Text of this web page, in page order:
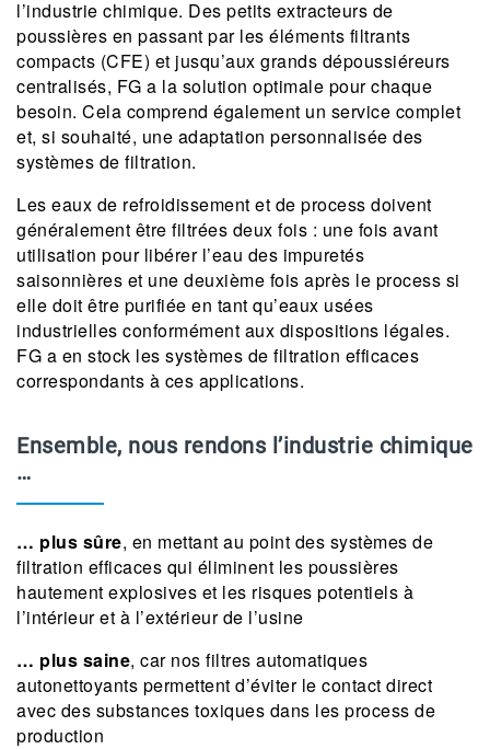
l’industrie chimique. Des petits extracteurs de
poussières en passant par les éléments filtrants
compacts (CFE) et jusqu’aux grands dépoussiéreurs
centralisés, FG a la solution optimale pour chaque
besoin. Cela comprend également un service complet
et, si souhaité, une adaptation personnalisée des
systèmes de filtration.
Les eaux de refroidissement et de process doivent
généralement être filtrées deux fois : une fois avant
utilisation pour libérer l’eau des impuretés
saisonnières et une deuxième fois après le process si
elle doit être purifiée en tant qu’eaux usées
industrielles conformément aux dispositions légales.
FG a en stock les systèmes de filtration efficaces
correspondants à ces applications.
Ensemble, nous rendons l’industrie chimique
…
… plus sûre, en mettant au point des systèmes de
filtration efficaces qui éliminent les poussières
hautement explosives et les risques potentiels à
l’intérieur et à l’extérieur de l’usine
… plus saine, car nos filtres automatiques
autonettoyants permettent d’éviter le contact direct
avec des substances toxiques dans les process de
production